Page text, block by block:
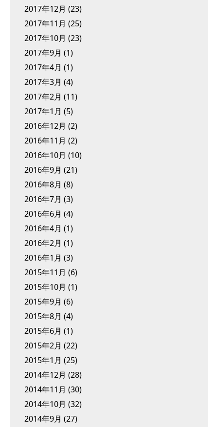
2017年12月 (23)
2017年11月 (25)
2017年10月 (23)
2017年9月 (1)
2017年4月 (1)
2017年3月 (4)
2017年2月 (11)
2017年1月 (5)
2016年12月 (2)
2016年11月 (2)
2016年10月 (10)
2016年9月 (21)
2016年8月 (8)
2016年7月 (3)
2016年6月 (4)
2016年4月 (1)
2016年2月 (1)
2016年1月 (3)
2015年11月 (6)
2015年10月 (1)
2015年9月 (6)
2015年8月 (4)
2015年6月 (1)
2015年2月 (22)
2015年1月 (25)
2014年12月 (28)
2014年11月 (30)
2014年10月 (32)
2014年9月 (27)